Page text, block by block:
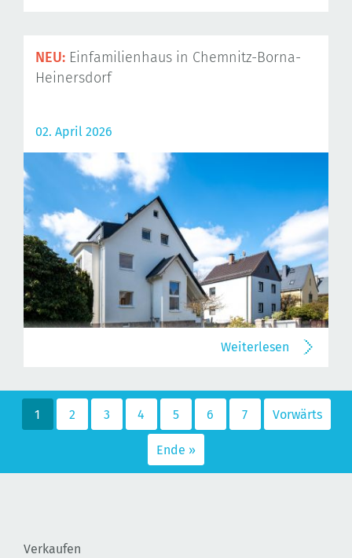
NEU: Einfamilienhaus in Chemnitz-Borna-
Heinersdorf
02. April 2026
Weiterlesen
1 2 3 4 5 6 7 Vorwärts
Ende »
Verkaufen